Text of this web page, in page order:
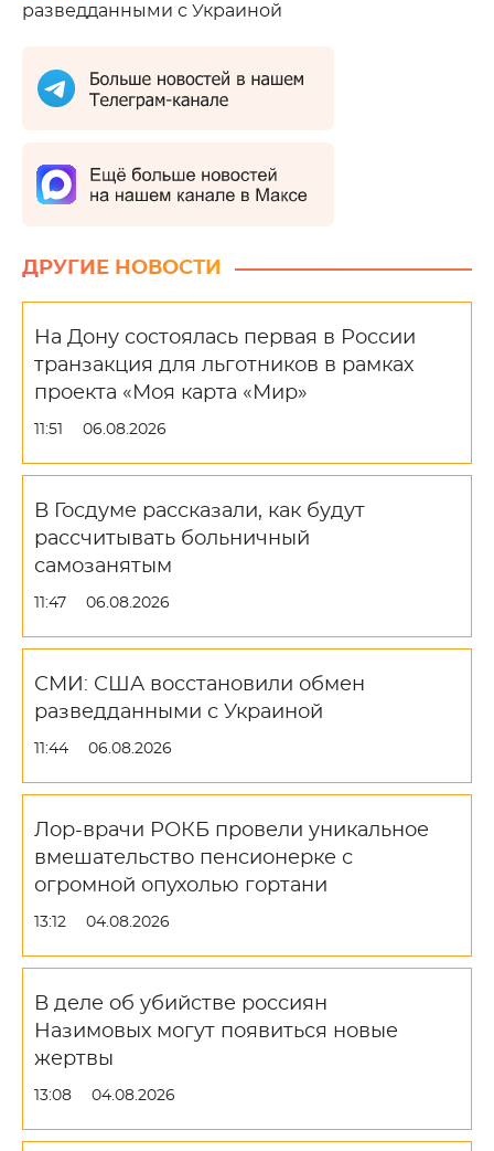
разведданными с Украиной
ДРУГИЕ НОВОСТИ
На Дону состоялась первая в России
транзакция для льготников в рамках
проекта «Моя карта «Мир»
11:51 06.08.2026
В Госдуме рассказали, как будут
рассчитывать больничный
самозанятым
11:47 06.08.2026
СМИ: США восстановили обмен
разведданными с Украиной
11:44 06.08.2026
Лор-врачи РОКБ провели уникальное
вмешательство пенсионерке с
огромной опухолью гортани
13:12 04.08.2026
В деле об убийстве россиян
Назимовых могут появиться новые
жертвы
13:08 04.08.2026